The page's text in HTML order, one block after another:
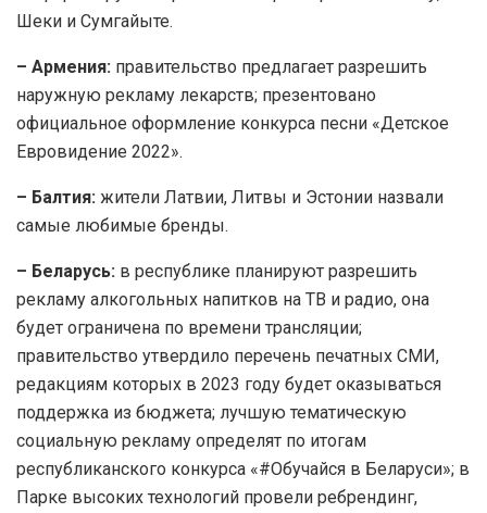
Шеки и Сумгайыте.
– Армения: правительство предлагает разрешить
наружную рекламу лекарств; презентовано
официальное оформление конкурса песни «Детское
Евровидение 2022».
– Балтия: жители Латвии, Литвы и Эстонии назвали
самые любимые бренды.
– Беларусь: в республике планируют разрешить
рекламу алкогольных напитков на ТВ и радио, она
будет ограничена по времени трансляции;
правительство утвердило перечень печатных СМИ,
редакциям которых в 2023 году будет оказываться
поддержка из бюджета; лучшую тематическую
социальную рекламу определят по итогам
республиканского конкурса «#Обучайся в Беларуси»; в
Парке высоких технологий провели ребрендинг,